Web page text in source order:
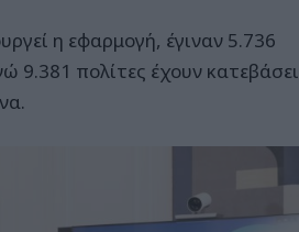
η εφαρμογή, έγιναν 5.736
πολίτες έχουν κατεβάσει